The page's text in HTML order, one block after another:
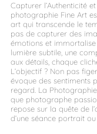
Capturer l’Authenticité
photographie Fine Art
art qui transcende le
pas de capturer des
émotions et
lumière subtile, une
aux détails, chaque
L’objectif ? Non pas
évoque des sentiments
regard. La Photographie
que photographe
repose sur la quête de
d’une séance portrait